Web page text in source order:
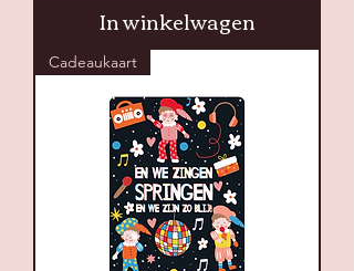
In winkelwagen
Cadeaukaart